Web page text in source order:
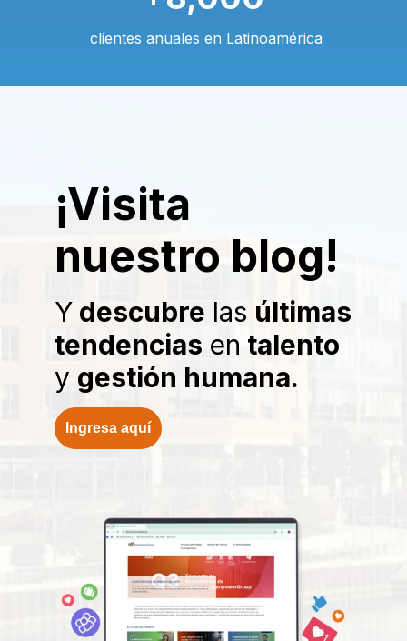
clientes anuales en Latinoamérica
¡Visita
nuestro blog!
Y descubre las últimas
tendencias en talento
y gestión humana.
Ingresa aquí